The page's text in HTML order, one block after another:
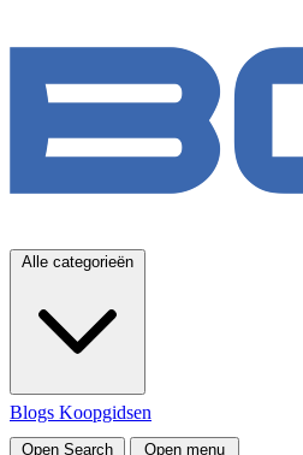
Alle categorieën
Blogs Koopgidsen
Open Search Open menu